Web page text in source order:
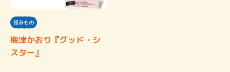
読みもの
梅津かおり『グッド・シ
スター』